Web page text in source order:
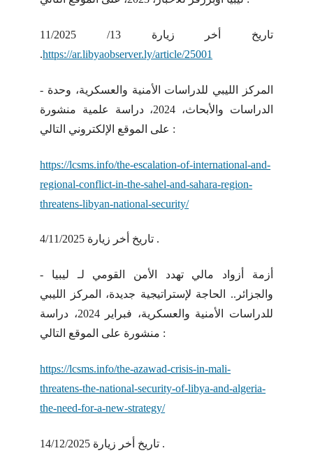
تاريخ أخر زيارة 13/ 11/2025
.https://ar.libyaobserver.ly/article/25001
- المركز الليبي للدراسات الأمنية والعسكرية، وحدة
الدراسات والأبحاث، 2024، دراسة علمية منشورة
على الموقع الإلكتروني التالي :
https://lcsms.info/the-escalation-of-international-and-
regional-conflict-in-the-sahel-and-sahara-region-
threatens-libyan-national-security/
تاريخ أخر زيارة 4/11/2025 .
- أزمة أزواد مالي تهدد الأمن القومي لـ ليبيا
والجزائر.. الحاجة لإستراتيجية جديدة، المركز الليبي
للدراسات الأمنية والعسكرية، فبراير 2024، دراسة
منشورة على الموقع التالي :
https://lcsms.info/the-azawad-crisis-in-mali-
threatens-the-national-security-of-libya-and-algeria-
the-need-for-a-new-strategy/
تاريخ أخر زيارة 14/12/2025 .